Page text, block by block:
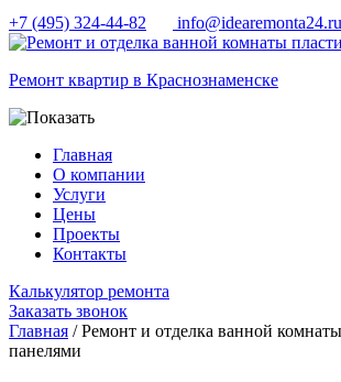
+7 (495) 324-44-82 info@idearemonta24.ru
Ремонт квартир в Краснознаменске
Главная
О компании
Услуги
Цены
Проекты
Контакты
Калькулятор ремонта
Заказать звонок
Главная / Ремонт и отделка ванной
панелями